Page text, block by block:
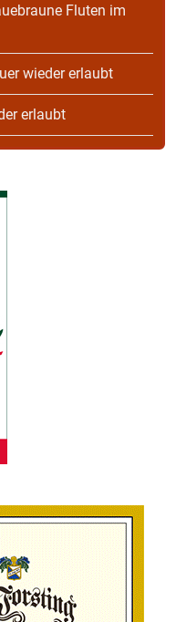
Fluten im
wieder erlaubt
erlaubt